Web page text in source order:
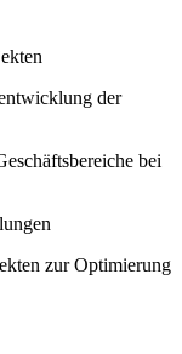
der
bei
zur Optimierung